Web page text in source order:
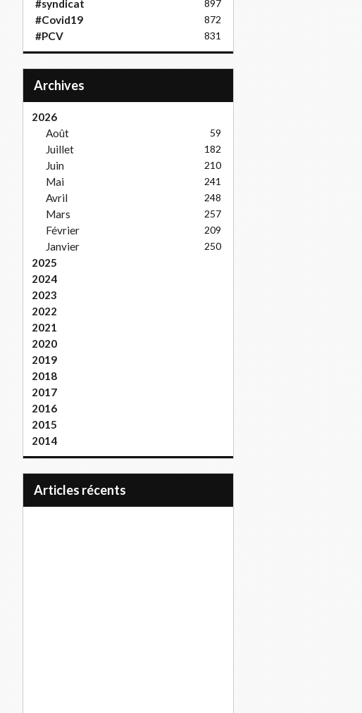
#syndicat 897
#Covid19 872
#PCV 831
Archives
2026
Août
59
Juillet 182
Juin 210
Mai 241
Avril 248
Mars 257
Février 209
Janvier 250
2025
2024
2023
2022
2021
2020
2019
2018
2017
2016
2015
2014
articles récents